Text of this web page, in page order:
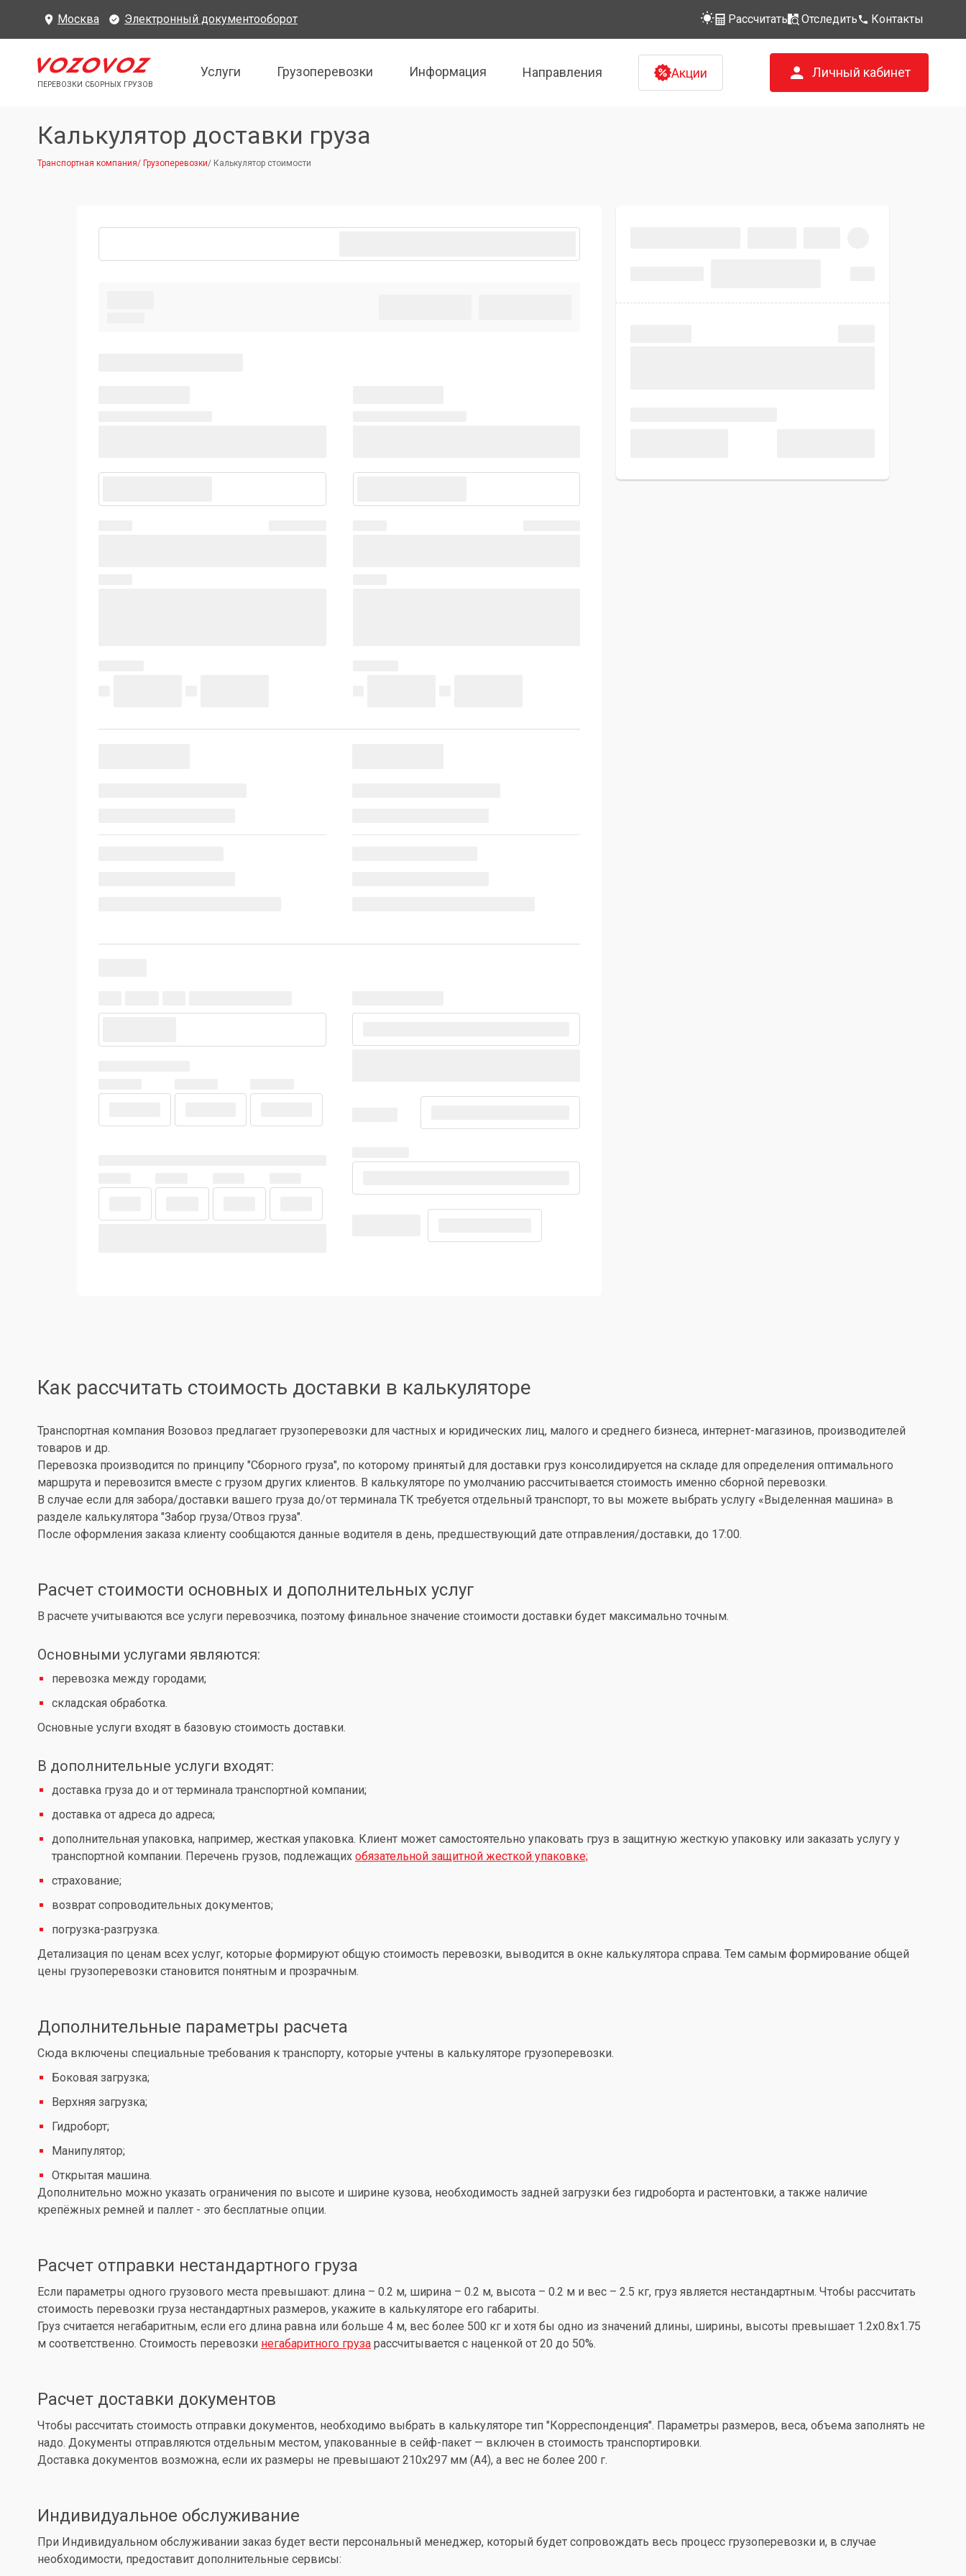
Москва Электронный документооборот Рассчитать Отследить Контакты
ПЕРЕВОЗКИ СБОРНЫХ ГРУЗОВ
Услуги Грузоперевозки Информация Направления Акции Личный кабинет
Калькулятор доставки груза
Транспортная компания/ Грузоперевозки/ Калькулятор стоимости
Как рассчитать стоимость доставки в калькуляторе
Транспортная компания Возовоз предлагает грузоперевозки для частных и юридических лиц, малого и среднего бизнеса, интернет-магазинов, производителей
товаров и др.
Перевозка производится по принципу "Сборного груза", по которому принятый для доставки груз консолидируется на складе для определения оптимального
маршрута и перевозится вместе с грузом других клиентов. В калькуляторе по умолчанию рассчитывается стоимость именно сборной перевозки.
В случае если для забора/доставки вашего груза до/от терминала ТК требуется отдельный транспорт, то вы можете выбрать услугу «Выделенная машина» в
разделе калькулятора "Забор груза/Отвоз груза".
После оформления заказа клиенту сообщаются данные водителя в день, предшествующий дате отправления/доставки, до 17:00.
Расчет стоимости основных и дополнительных услуг
В расчете учитываются все услуги перевозчика, поэтому финальное значение стоимости доставки будет максимально точным.
Основными услугами являются:
перевозка между городами;
складская обработка.
Основные услуги входят в базовую стоимость доставки.
В дополнительные услуги входят:
доставка груза до и от терминала транспортной компании;
доставка от адреса до адреса;
дополнительная упаковка, например, жесткая упаковка. Клиент может самостоятельно упаковать груз в защитную жесткую упаковку или заказать услугу у
транспортной компании. Перечень грузов, подлежащих обязательной защитной жесткой упаковке;
страхование;
возврат сопроводительных документов;
погрузка-разгрузка.
Детализация по ценам всех услуг, которые формируют общую стоимость перевозки, выводится в окне калькулятора справа. Тем самым формирование общей
цены грузоперевозки становится понятным и прозрачным.
Дополнительные параметры расчета
Сюда включены специальные требования к транспорту, которые учтены в калькуляторе грузоперевозки.
Боковая загрузка;
Верхняя загрузка;
Гидроборт;
Манипулятор;
Открытая машина.
Дополнительно можно указать ограничения по высоте и ширине кузова, необходимость задней загрузки без гидроборта и растентовки, а также наличие
крепёжных ремней и паллет - это бесплатные опции.
Расчет отправки нестандартного груза
Если параметры одного грузового места превышают: длина – 0.2 м, ширина – 0.2 м, высота – 0.2 м и вес – 2.5 кг, груз является нестандартным. Чтобы рассчитать
стоимость перевозки груза нестандартных размеров, укажите в калькуляторе его габариты.
Груз считается негабаритным, если его длина равна или больше 4 м, вес более 500 кг и хотя бы одно из значений длины, ширины, высоты превышает 1.2x0.8x1.75
м соответственно. Стоимость перевозки негабаритного груза рассчитывается с наценкой от 20 до 50%.
Расчет доставки документов
Чтобы рассчитать стоимость отправки документов, необходимо выбрать в калькуляторе тип "Корреспонденция". Параметры размеров, веса, объема заполнять не
надо. Документы отправляются отдельным местом, упакованные в сейф-пакет — включен в стоимость транспортировки.
Доставка документов возможна, если их размеры не превышают 210x297 мм (А4), а вес не более 200 г.
Индивидуальное обслуживание
При Индивидуальном обслуживании заказ будет вести персональный менеджер, который будет сопровождать весь процесс грузоперевозки и, в случае
необходимости, предоставит дополнительные сервисы: